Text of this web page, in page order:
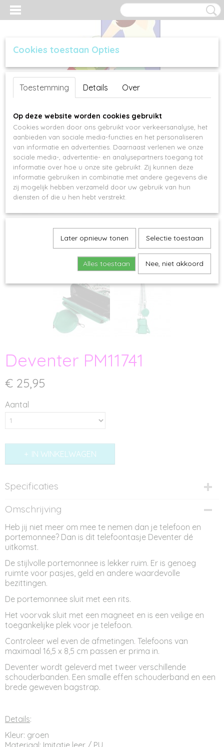
Inloggen Registreren
Deventer PM11741
€ 25,95
Aantal
IN WINKELWAGEN
Specificaties
Productcode
PM11741
Afmetingen (l,b,h)
20,50 x 0 x 10,50 cm
Omschrijving
Heb jij niet meer om mee te nemen dan je telefoon en
portemonnee? Dan is dit telefoontasje Deventer dé
uitkomst.
De stijlvolle portemonnee is lekker ruim. Er is genoeg
ruimte voor pasjes, geld en andere waardevolle
bezittingen.
De portemonnee sluit met een rits.
Het voorvak sluit met een magneet en is een veilige en
toegankelijke plek voor je telefoon.
Controleer wel even de afmetingen. Telefoons van
maximaal 16,5 x 8,5 cm passen er prima in.
Deventer wordt geleverd met tweer verschillende
schouderbanden. Een smalle effen schouderband en een
brede geweven bagstrap.
Details:
Kleur: groen
Materiaal: Imitatie leer / PU
Cookies toestaan Opties
Toestemming Details Over
Op deze website worden cookies gebruikt
Cookies worden door ons gebruikt voor verkeersanalyse, het
aanbieden van sociale media-functies en het personaliseren
van informatie en advertenties. Daarnaast verlenen we onze
sociale media-, advertentie- en analysepartners toegang tot
informatie over hoe u onze site gebruikt. Zij kunnen deze
informatie gebruiken in combinatie met andere gegevens die
zij mogelijk hebben verzameld door uw gebruik van hun
diensten of die u hen hebt verstrekt.
Later opnieuw tonen Selectie toestaan
Alles toestaan Nee, niet akkoord